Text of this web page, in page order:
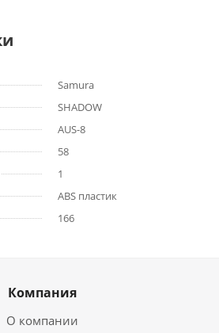
Samura
SHADOW
AUS-8
58
1
ABS пластик
166
Компания
О компании